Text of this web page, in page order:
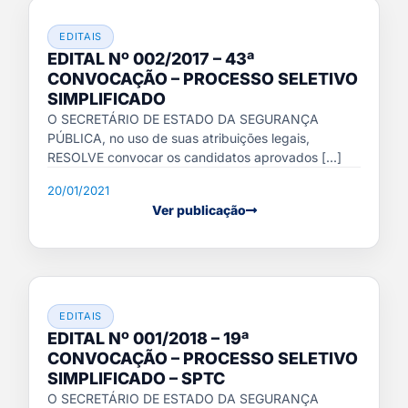
EDITAIS
EDITAL Nº 002/2017 – 43ª
CONVOCAÇÃO – PROCESSO SELETIVO
SIMPLIFICADO
O SECRETÁRIO DE ESTADO DA SEGURANÇA
PÚBLICA, no uso de suas atribuições legais,
RESOLVE convocar os candidatos aprovados [...]
20/01/2021
Ver publicação
EDITAIS
EDITAL Nº 001/2018 – 19ª
CONVOCAÇÃO – PROCESSO SELETIVO
SIMPLIFICADO – SPTC
O SECRETÁRIO DE ESTADO DA SEGURANÇA